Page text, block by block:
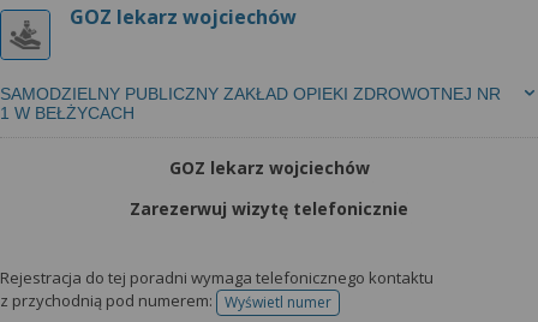
GOZ lekarz wojciechów
SAMODZIELNY PUBLICZNY ZAKŁAD OPIEKI ZDROWOTNEJ NR
1 W BEŁŻYCACH
GOZ lekarz wojciechów
Zarezerwuj wizytę telefonicznie
Rejestracja do tej poradni wymaga telefonicznego kontaktu
z przychodnią pod numerem:
Wyświetl numertelefonu do rejestracji